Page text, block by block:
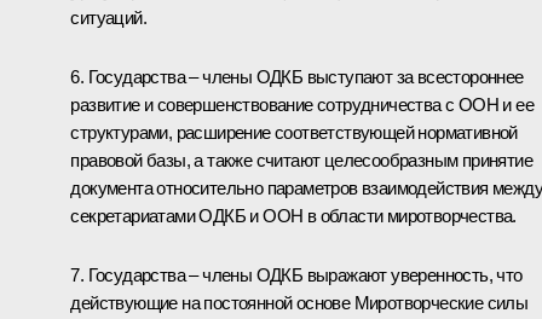
ситуаций.
6. Государства – члены ОДКБ выступают за всестороннее
развитие и совершенствование сотрудничества с ООН и ее
структурами, расширение соответствующей нормативной
правовой базы, а также считают целесообразным принятие
документа относительно параметров взаимодействия между
секретариатами ОДКБ и ООН в области миротворчества.
7. Государства – члены ОДКБ выражают уверенность, что
действующие на постоянной основе Миротворческие силы